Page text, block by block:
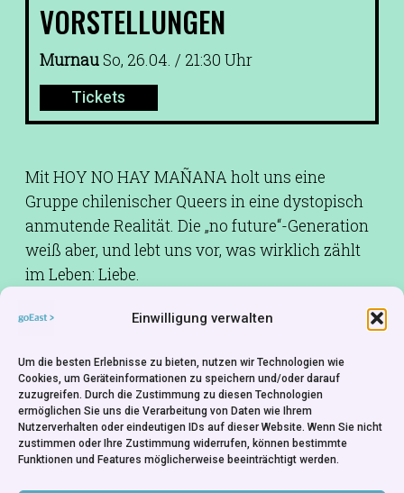
Einwilligung verwalten
Um die besten Erlebnisse zu bieten, nutzen wir Technologien wie
Cookies, um Geräteinformationen zu speichern und/oder darauf
zuzugreifen. Durch die Zustimmung zu diesen Technologien
ermöglichen Sie uns die Verarbeitung von Daten wie Ihrem
Nutzerverhalten oder eindeutigen IDs auf dieser Website. Wenn Sie nicht
zustimmen oder Ihre Zustimmung widerrufen, können bestimmte
Funktionen und Features möglicherweise beeinträchtigt werden.
VORSTELLUNGEN
MurnauSo, 26.04. / 21:30 Uhr
Tickets
Mit HOY NO HAY MAÑANA holt uns eine
Gruppe chilenischer Queers in eine dystopisch
anmutende Realität. Die „no future“-Generation
weiß aber, und lebt uns vor, was wirklich zählt
im Leben: Liebe.
Drehbuch:
Antonia Sánchez, Vicente Fres
Schnitt:Antonia Sánchez
Musik:Antonia Sánchez
Ton:Pablo Oróstica
Besetzung:Ninfu Flagrans, Igor,